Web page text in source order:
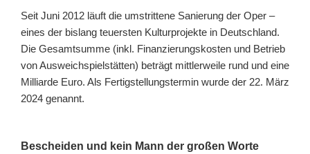
Seit Juni 2012 läuft die umstrittene Sanierung der Oper –
eines der bislang teuersten Kulturprojekte in Deutschland.
Die Gesamtsumme (inkl. Finanzierungskosten und Betrieb
von Ausweichspielstätten) beträgt mittlerweile rund und eine
Milliarde Euro. Als Fertigstellungstermin wurde der 22. März
2024 genannt.
Bescheiden und kein Mann der großen Worte